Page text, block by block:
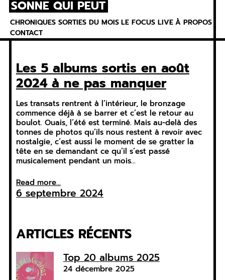
Skip
content
SONNE QUI PEUT
CHRONIQUES SORTIES DU MOIS LE FOCUS LIVE À PROPOS
CONTACT
Les 5 albums sortis en août
2024 à ne pas manquer
Les transats rentrent à l’intérieur, le bronzage
commence déjà à se barrer et c’est le retour au
boulot. Ouais, l’été est terminé. Mais au-delà des
tonnes de photos qu’ils nous restent à revoir avec
nostalgie, c’est aussi le moment de se gratter la
tête en se demandant ce qu’il s’est passé
musicalement pendant un mois…
Read more...
6 septembre 2024
ARTICLES RÉCENTS
Top 20 albums 2025
24 décembre 2025